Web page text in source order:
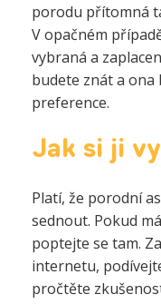
porodu přítomná
V opačném
vybraná a
budete znát a ona
preference.
Jak si ji
Platí, že porodní
sednout. Pokud
poptejte se tam.
internetu,
pročtěte